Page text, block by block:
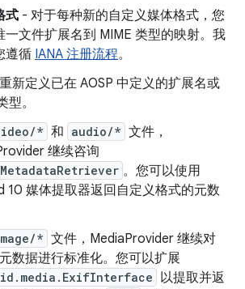
式 - 对于每种新的自定义媒体格式，您
一文件扩展名到 MIME 类型的映射。我
遵循 IANA 注册流程。
新定义已在 AOSP 中定义的扩展名或
型。
* 和 audio/* 文件，
继续咨询
。您可以使用
10 媒体提取器返回自定义格式的元数
* 文件，MediaProvider 继续对
元数据进行标准化。您可以扩展
以提取并返